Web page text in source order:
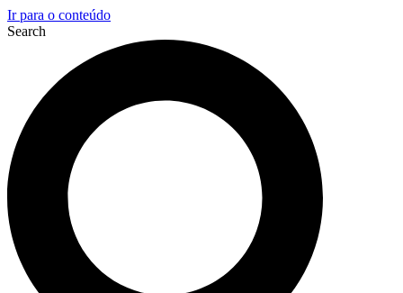
Ir para o conteúdo
Search